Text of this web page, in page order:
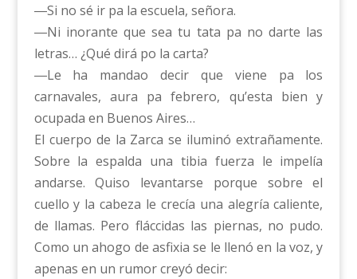
―Si no sé ir pa la escuela, señora.
―Ni inorante que sea tu tata pa no darte las
letras… ¿Qué dirá po la carta?
―Le ha mandao decir que viene pa los
carnavales, aura pa febrero, qu’esta bien y
ocupada en Buenos Aires…
El cuerpo de la Zarca se iluminó extrañamente.
Sobre la espalda una tibia fuerza le impelía
andarse. Quiso levantarse porque sobre el
cuello y la cabeza le crecía una alegría caliente,
de llamas. Pero fláccidas las piernas, no pudo.
Como un ahogo de asfixia se le llenó en la voz, y
apenas en un rumor creyó decir: